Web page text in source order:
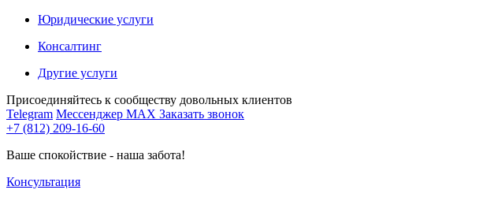
Юридические услуги
Консалтинг
Другие услуги
Присоединяйтесь к сообществу довольных клиентов
Telegram Мессенджер MAX Заказать звонок
+7 (812) 209-16-60
Ваше спокойствие - наша забота!
Консультация